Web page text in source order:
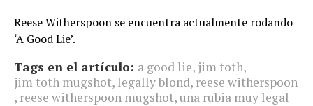
Reese Witherspoon se encuentra actualmente rodando
‘A Good Lie’.
Tags en el artículo: a good lie, jim toth,
jim toth mugshot, legally blond, reese witherspoon
, reese witherspoon mugshot,una rubia muy legal